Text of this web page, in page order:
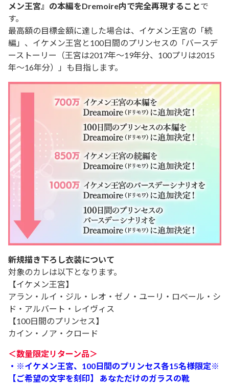
メン王宮』の本編をDremoire内で完全再現することで
す。
最高額の目標金額に達した場合は、イケメン王宮の 「続
編」、 イケメン王宮と100日間のプリンセスの 「バースデ
ーストーリー（王宮は2017年～19年分、100プリは2015
年～16年分）」も目指します。
新規描き下ろし衣装について
対象のカレは以下となります。
【イケメン王宮】
アラン・ルイ・ジル・レオ・ゼノ・ユーリ・ロベール・シ
ド・アルバート・レイヴィス
【100日間のプリンセス】
カイン・ノア・クロード
＜数量限定リターン品＞
・ ※イケメン王宮、100日間のプリンセス各15名様限定※
【ご希望の文字を刻印】 あなただけのガラスの靴